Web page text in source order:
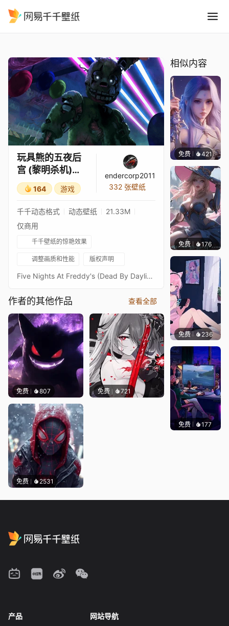
玩具熊的五夜后
宫 (黎明杀机)
【4K】
164 游戏
endercorp2011
332 张壁纸
千千动态格式 动态壁纸
21.33M
仅商用
千千壁纸的惊艳效果
调整画质和性能 版权声明
Five Nights At Freddy's (Dead By Daylight) - Ultrawide - 5120x2160 - 3440x1440Original picture from Behaviour InteractiveImage quality is a priority, high-end setup recommendedKeywords : DBD, Survival Horror Game, Killer, FNAF, Springtrap, Spring Bonnie, Character, 2160p, 4K, HD
作者的其他作品 查看全部
免费 807 免费 721
免费 2531
相似内容
免费 421好看
免费 176｡
免费 236好看
免费 177
产品 网站导航